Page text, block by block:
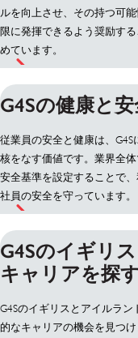
ルを向上させ、その持つ可
限に発揮できるよう奨励す
めています。
G4Sの健康と
従業員の安全と健康は、G4S
核をなす価値です。業界全
安全基準を設定することで
社員の安全を守っています。
G4Sのイギリ
キャリアを探
G4Sのイギリスとアイルラン
的なキャリアの機会を見つけ